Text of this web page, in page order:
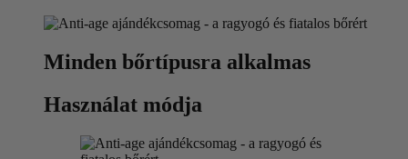
Minden bőrtípusra alkalmas
Használat módja